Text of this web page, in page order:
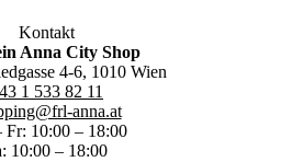
Kontakt
Anna City Shop
4-6, 1010 Wien
1 533 82 11
anna.at
Fr: 10:00 – 18:00
10:00 – 18:00